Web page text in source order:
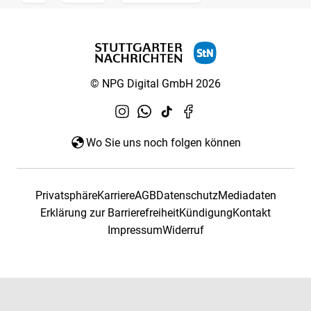
© NPG Digital GmbH 2026
Wo Sie uns noch folgen können
PrivatsphäreKarriereAGBDatenschutzMediadaten
Erklärung zur BarrierefreiheitKündigungKontakt
ImpressumWiderruf